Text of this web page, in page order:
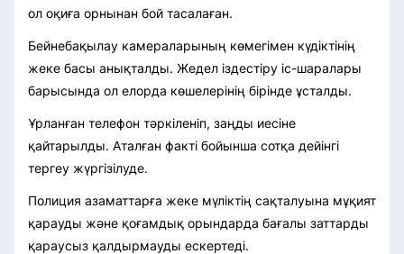
ол оқиға орнынан бой тасалаған.
Бейнебақылау камераларының көмегімен күдіктінің
жеке басы анықталды. Жедел іздестіру іс-шаралары
барысында ол елорда көшелерінің бірінде ұсталды.
Ұрланған телефон тәркіленіп, заңды иесіне
қайтарылды. Аталған факті бойынша сотқа дейінгі
тергеу жүргізілуде.
Полиция азаматтарға жеке мүліктің сақталуына мұқият
қарауды және қоғамдық орындарда бағалы заттарды
қараусыз қалдырмауды ескертеді.